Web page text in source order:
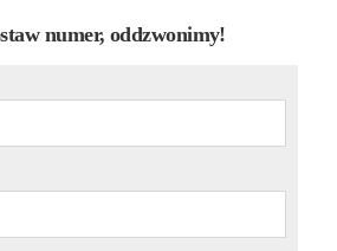
numer, oddzwonimy!